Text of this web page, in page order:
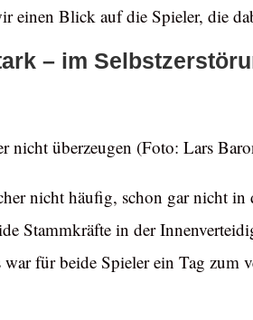
einen Blick auf die Spieler, die
– im
nicht überzeugen (Foto: Lars
nicht häufig, schon gar nicht
Stammkräfte in der
für beide Spieler ein Tag